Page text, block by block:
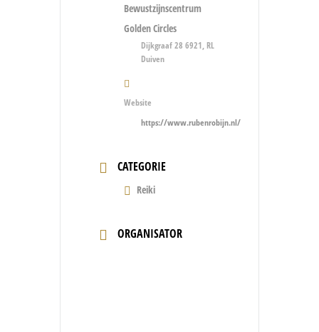
Bewustzijnscentrum
Golden Circles
Dijkgraaf 28 6921, RL
Duiven
Website
https://www.rubenrobijn.nl/
CATEGORIE
Reiki
ORGANISATOR